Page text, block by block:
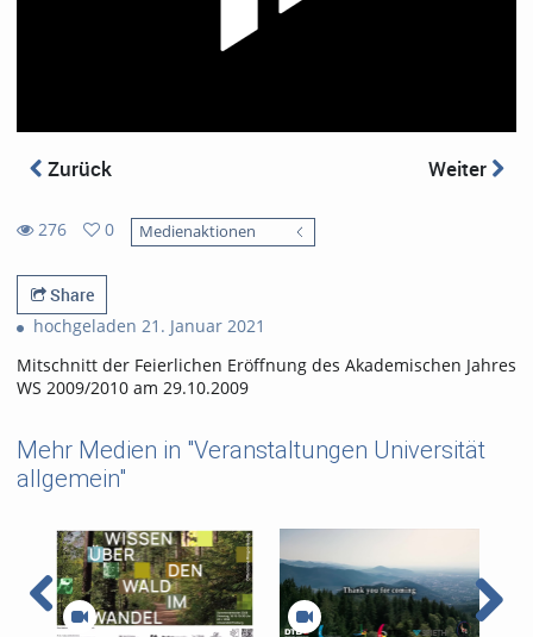
Zurück Weiter
276
views
0
favorites
Medienaktionen
Share
hochgeladen 21. Januar 2021
Mitschnitt der Feierlichen Eröffnung des Akademischen Jahres
WS 2009/2010 am 29.10.2009
Mehr Medien in "Veranstaltungen Universität
allgemein"